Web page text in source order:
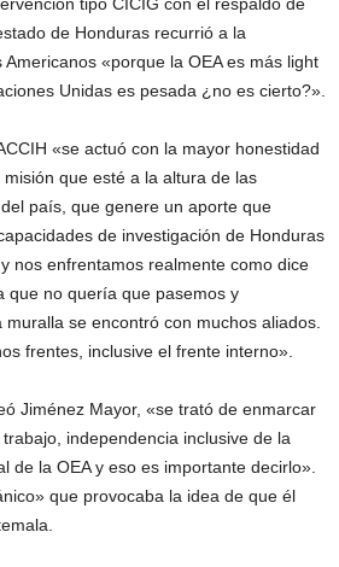
de Honduras recurrió a la
«porque la OEA es más light
Unidas es pesada ¿no es cierto?».
«se actuó con la mayor honestidad
que esté a la altura de las
país, que genere un aporte que
de investigación de Honduras
nos enfrentamos realmente como dice
que no quería que pasemos y
se encontró con muchos aliados.
frentes, inclusive el frente interno».
Jiménez Mayor, «se trató de enmarcar
independencia inclusive de la
de la OEA y eso es importante decirlo».
que provocaba la idea de que él